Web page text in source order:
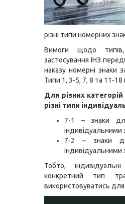
різні типи номерних
Вимоги щодо типів,
застосування ІНЗ
наказу номерні знаки
Типи 1, 3-5, 7, 8 та 11-
Для різних
різні типи
7-1 – знаки
індивідуальними
7-2 – знаки
індивідуальними
Тобто,
конкретний тип
використовуватись для